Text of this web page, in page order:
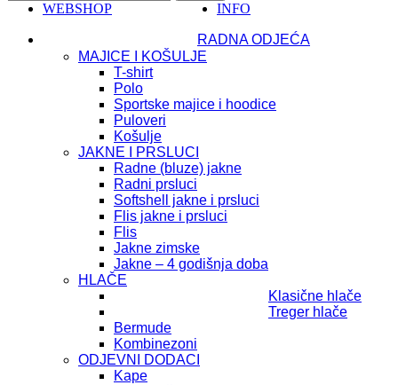
INFO
WEBSHOP
RADNA ODJEĆA
MAJICE I KOŠULJE
T-shirt
Polo
Sportske majice i hoodice
Puloveri
Košulje
JAKNE I PRSLUCI
Radne (bluze) jakne
Radni prsluci
Softshell jakne i prsluci
Flis jakne i prsluci
Flis
Jakne zimske
Jakne – 4 godišnja doba
HLAČE
Klasične hlače
Treger hlače
Bermude
Kombinezoni
ODJEVNI DODACI
Kape